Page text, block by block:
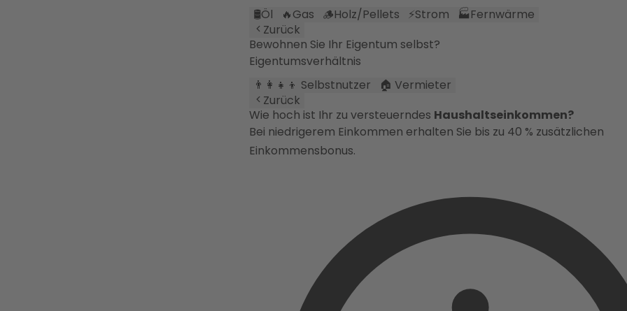
🛢️Öl 🔥Gas 🪵Holz/Pellets ⚡Strom 🏭Fernwärme
Zurück
Bewohnen Sie Ihr Eigentum selbst?
Eigentumsverhältnis
👨‍👩‍👧‍👦 Selbstnutzer
🏠 Vermieter
Zurück
Wie hoch ist Ihr zu versteuerndes Haushaltseinkommen?
Bei niedrigerem Einkommen erhalten Sie bis zu 40 % zusätzlichen
Einkommensbonus.